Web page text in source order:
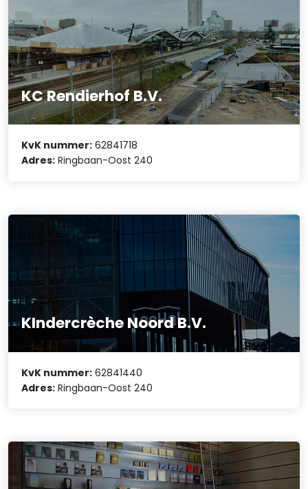
KC Rendierhof B.V.
KvK nummer: 62841718
Adres: Ringbaan-Oost 240
KIndercrèche Noord B.V.
KvK nummer: 62841440
Adres: Ringbaan-Oost 240